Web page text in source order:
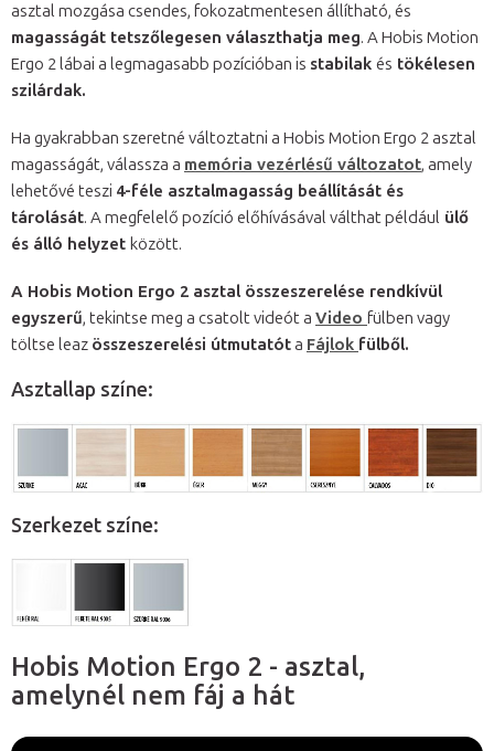
asztal mozgása csendes, fokozatmentesen állítható, és
magasságát tetszőlegesen választhatja meg. A Hobis Motion
Ergo 2 lábai a legmagasabb pozícióban is stabilak és tökélesen
szilárdak.
Ha gyakrabban szeretné változtatni a Hobis Motion Ergo 2 asztal
magasságát, válassza a memória vezérlésű változatot, amely
lehetővé teszi 4-féle asztalmagasság beállítását és
tárolását. A megfelelő pozíció előhívásával válthat például ülő
és álló helyzet között.
A Hobis Motion Ergo 2 asztal összeszerelése rendkívül
egyszerű, tekintse meg a csatolt videót a Video fülben vagy
töltse leaz összeszerelési útmutatóta Fájlok fülből.
Asztallap színe:
Szerkezet színe:
Hobis Motion Ergo 2 - asztal,
amelynél nem fáj a hát